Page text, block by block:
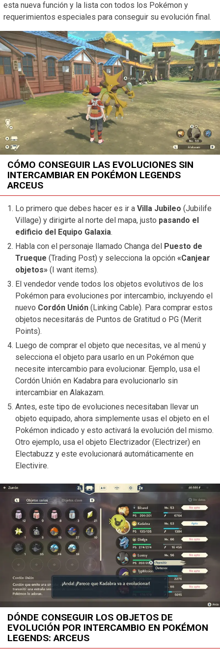
esta nueva función y la lista con todos los Pokémon y
requerimientos especiales para conseguir su evolución final.
CÓMO CONSEGUIR LAS EVOLUCIONES SIN
INTERCAMBIAR EN POKÉMON LEGENDS
ARCEUS
Lo primero que debes hacer es ir a Villa Jubileo (Jubilife
Village) y dirigirte al norte del mapa, justo pasando el
edificio del Equipo Galaxia.
Habla con el personaje llamado Changa del
Puesto de
Trueque (Trading Post) y selecciona la opción «Canjear
objetos» (I want items).
El vendedor vende todos los objetos evolutivos de los
Pokémon para evoluciones por intercambio, incluyendo el
nuevo Cordón Unión (Linking Cable). Para comprar estos
objetos necesitarás de Puntos de Gratitud o PG (Merit
Points).
Luego de comprar el objeto que necesitas, ve al menú y
selecciona el objeto para usarlo en un Pokémon que
necesite intercambio para evolucionar. Ejemplo, usa el
Cordón Unión en Kadabra para evolucionarlo sin
intercambiar en Alakazam.
Antes, este tipo de evoluciones necesitaban llevar un
objeto equipado, ahora simplemente usas el objeto en el
Pokémon indicado y esto activará la evolución del mismo.
Otro ejemplo, usa el objeto Electrizador (Electrizer) en
Electabuzz y este evolucionará automáticamente en
Electivire.
DÓNDE CONSEGUIR LOS OBJETOS DE
EVOLUCIÓN POR INTERCAMBIO EN POKÉMON
LEGENDS: ARCEUS